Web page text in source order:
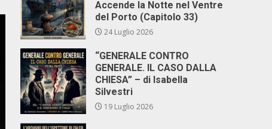
Accende la Notte nel Ventre
del Porto (Capitolo 33)
24 Luglio 2026
“GENERALE CONTRO
GENERALE. IL CASO DALLA
CHIESA” – di Isabella
Silvestri
19 Luglio 2026